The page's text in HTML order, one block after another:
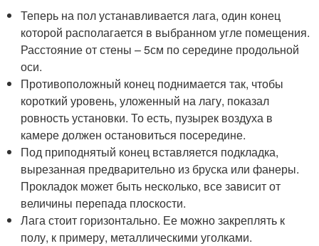
Теперь на пол устанавливается лага, один конец
которой располагается в выбранном угле помещения.
Расстояние от стены – 5см по середине продольной
оси.
Противоположный конец поднимается так, чтобы
короткий уровень, уложенный на лагу, показал
ровность установки. То есть, пузырек воздуха в
камере должен остановиться посередине.
Под приподнятый конец вставляется подкладка,
вырезанная предварительно из бруска или фанеры.
Прокладок может быть несколько, все зависит от
величины перепада плоскости.
Лага стоит горизонтально. Ее можно закреплять к
полу, к примеру, металлическими уголками.